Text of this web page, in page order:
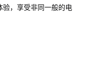
验，享受非同一般的电